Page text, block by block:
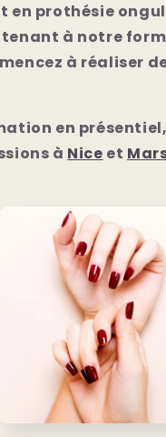
en prothésie
à notre
à réaliser
en
à Nice et